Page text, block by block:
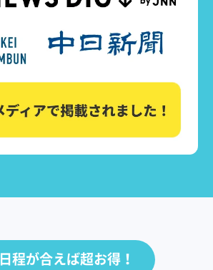
日程が合えば超お得！